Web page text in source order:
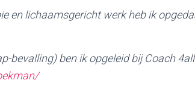
en lichaamsgericht werk heb ik
bevalling) ben ik opgeleid bij Coach